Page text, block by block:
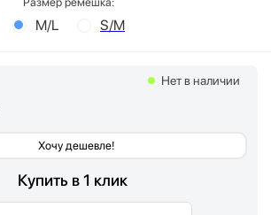
M/L S/M
Хочу дешевле!
Нет в наличии
Купить в 1 клик